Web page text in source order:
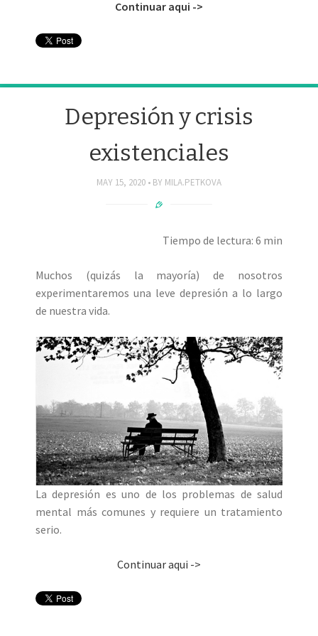
Continuar aqui ->
Depresión y crisis
existenciales
MAY 15, 2020 BY MILA.PETKOVA
Tiempo de lectura: 6 min
Muchos (quizás la mayoría) de nosotros
experimentaremos una leve depresión a lo largo
de nuestra vida.
La depresión es uno de los problemas de salud
mental más comunes y requiere un tratamiento
serio.
Continuar aqui ->